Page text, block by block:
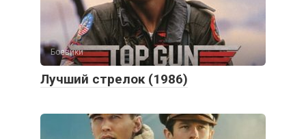
Боевики
Лучший стрелок (1986)